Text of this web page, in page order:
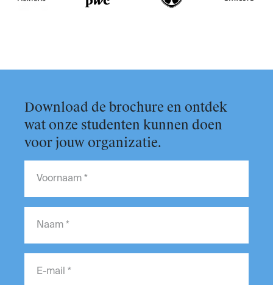
Download de brochure en ontdek
wat onze studenten kunnen doen
voor jouw organizatie.